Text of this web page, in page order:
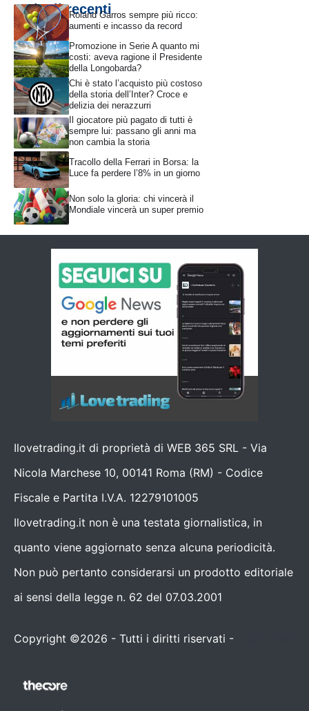
Articoli recentiRoland Garros sempre più ricco:
aumenti e incasso da record
Promozione in Serie A quanto mi
costi: aveva ragione il Presidente
della Longobarda?
Chi è stato l’acquisto più costoso
della storia dell’Inter? Croce e
delizia dei nerazzurri
Il giocatore più pagato di tutti è
sempre lui: passano gli anni ma
non cambia la storia
Tracollo della Ferrari in Borsa: la
Luce fa perdere l’8% in un giorno
Non solo la gloria: chi vincerà il
Mondiale vincerà un super premio
Ilovetrading.it di proprietà di WEB 365 SRL - Via
Nicola Marchese 10, 00141 Roma (RM) - Codice
Fiscale e Partita I.V.A. 12279101005
Ilovetrading.it non è una testata giornalistica, in
quanto viene aggiornato senza alcuna periodicità.
Non può pertanto considerarsi un prodotto editoriale
ai sensi della legge n. 62 del 07.03.2001
Copyright ©2026 - Tutti i diritti riservati -